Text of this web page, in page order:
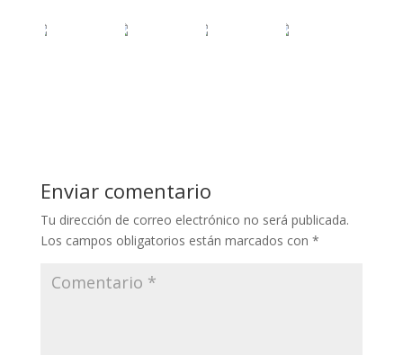
Enviar comentario
Tu dirección de correo electrónico no será publicada.
Los campos obligatorios están marcados con *